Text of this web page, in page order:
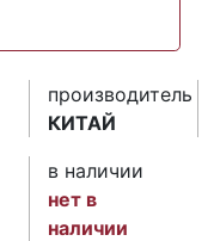
производитель
КИТАЙ
в наличии
нет в
наличии